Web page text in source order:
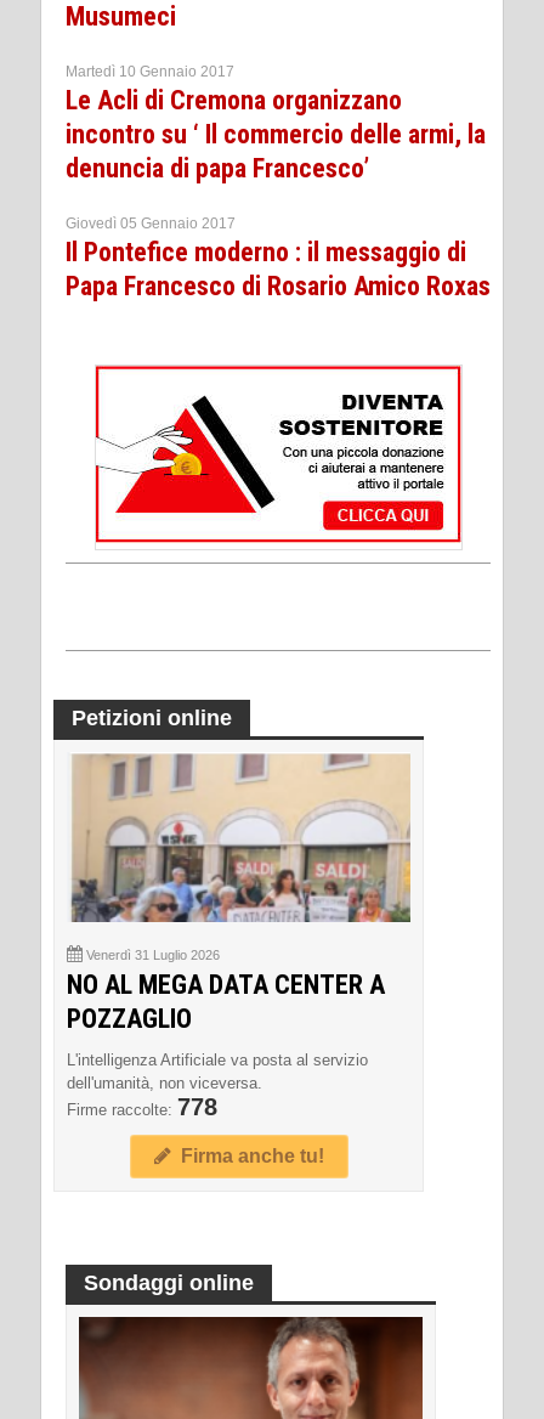
Musumeci
Martedì 10 Gennaio 2017
Le Acli di Cremona organizzano
incontro su ‘ Il commercio delle armi, la
denuncia di papa Francesco’
Giovedì 05 Gennaio 2017
Il Pontefice moderno : il messaggio di
Papa Francesco di Rosario Amico Roxas
Petizioni online
Venerdì 31 Luglio 2026
NO AL MEGA DATA CENTER A
POZZAGLIO
L'intelligenza Artificiale va posta al servizio
dell'umanità, non viceversa.
Firme raccolte: 778
Firma anche tu!
Sondaggi online